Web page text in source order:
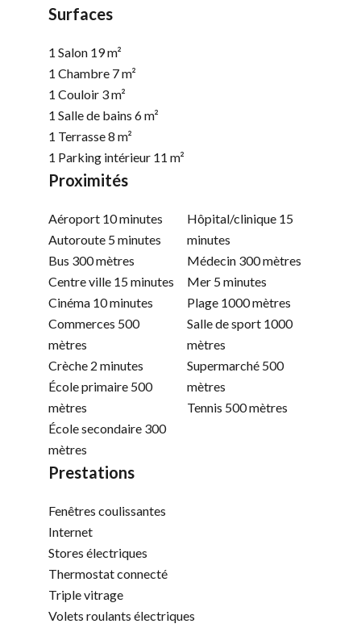
Surfaces
1 Salon 19 m²
1 Chambre 7 m²
1 Couloir 3 m²
1 Salle de bains 6 m²
1 Terrasse8 m²
1 Parking intérieur 11 m²
Proximités
Aéroport 10 minutes
Autoroute 5 minutes
Bus 300 mètres
Centre ville 15 minutes
Cinéma 10 minutes
Commerces 500
mètres
Crèche 2 minutes
École primaire 500
mètres
École secondaire 300
mètres
Hôpital/clinique 15
minutes
Médecin 300 mètres
Mer 5 minutes
Plage 1000 mètres
Salle de sport 1000
mètres
Supermarché 500
mètres
Tennis 500 mètres
Prestations
Fenêtres coulissantes
Internet
Stores électriques
Thermostat connecté
Triple vitrage
Volets roulants électriques